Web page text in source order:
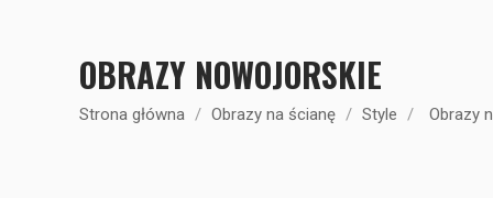
OBRAZY NOWOJORSKIE
Strona główna Obrazy na ścianę Style Obrazy